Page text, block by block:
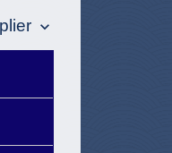
keyboard_arrow_down